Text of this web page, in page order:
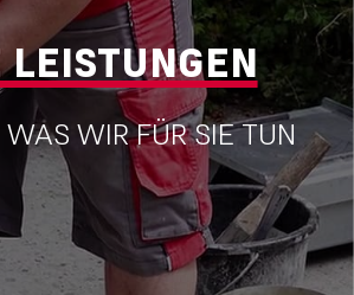
LEISTUNGEN
WAS WIR FÜR SIE TUN